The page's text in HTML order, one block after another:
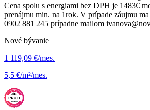
Cena spolu s energiami bez DPH je 1483€
prenájmu min. na 1rok. V prípade záujmu
0902 881 245 prípadne mailom
Nové bývanie
1 119,09 €/mes.
5,5 €/m²/mes.